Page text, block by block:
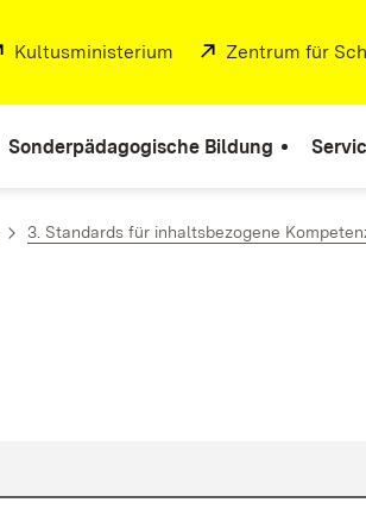
Extern:
Kultusministerium (Öffnet in neuem
Extern:
Zentrum für
Sonderpädagogische Bildung
3. Standards für inhaltsbezogene